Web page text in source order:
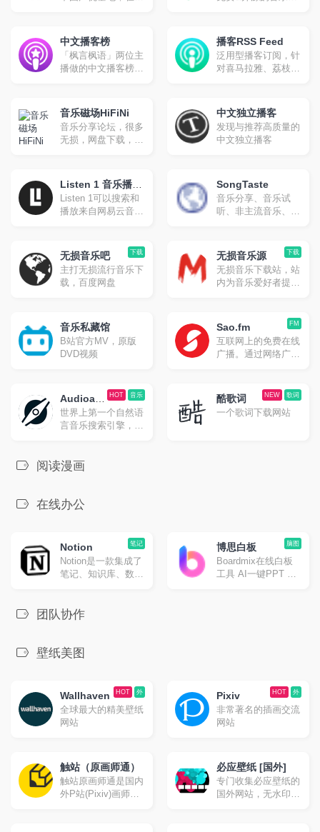
的经营工作，从而有
展与繁荣。
新，可以使用第三方
音源使用。
中文播客榜
「枫言枫语」两位主
播做的中文播客榜，
Podcasts
播客RSS Feed
泛用型播客订阅，针
对喜马拉雅、荔枝
电台节目的 RSS
Feed 服务
音乐磁场HiFiNi
音乐分享论坛，很多
无损，网盘下载，能
中文独立播客
发现与推荐高质量的
中文独立播客
Listen 1 音乐播放
器
Listen 1可以搜索和
播放来自网易云音
音乐，Bilibili，咪咕
音乐网站的歌曲，让
你的曲库更全面。
SongTaste
音乐分享、音乐试
听、非主流音乐、欧
下载
无损音乐吧
主打无损流行音乐下
载，百度网盘
下载
无损音乐源
无损音乐下载站，站
内为音乐爱好者提供
APE、WAV各种无
损格式
音乐私藏馆
B站官方MV，原版
DVD视频
FM
Sao.fm
互联网上的免费在线
广播。通过网络广播
它是实时直播且免费
的。
音乐
HOT
Audioatla
s
世界上第一个自然语
言音乐搜索引擎，在
合你的音乐。
歌词
NEW
酷歌词
一个歌词下载网站
阅读漫画
在线办公
笔记
Notion
Notion是一款集成了
笔记、知识库、数据
用程序，它支持个人
协作。
脑图
博思白板
Boardmix在线白板
工具 AI一键PPT 思
团队协作
壁纸美图
外
HOT
Wallhaven
全球最大的精美壁纸
网站
外
HOT
Pixiv
非常著名的插画交流
网站
触站（原画师通）
触站原画师通是国内
外P站(Pixiv)画师作
必应壁纸 [国外]
专门收集必应壁纸的
国外网站，无水印下